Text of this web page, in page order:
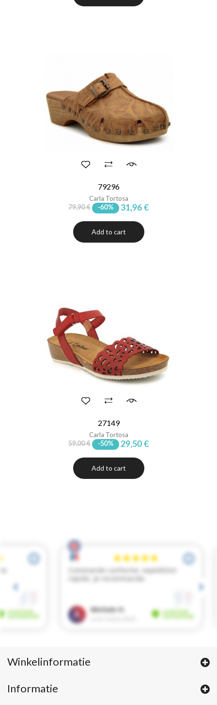
79296
Carla Tortosa
79,90 € -60% 31,96 €
Add to cart
27149
Carla Tortosa
59,00 € -50% 29,50 €
Add to cart
Winkelinformatie
Informatie